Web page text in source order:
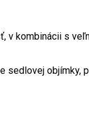
v kombinácii s
sedlovej objímky,